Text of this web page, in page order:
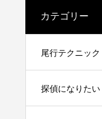
カテゴリー
尾行テクニック
探偵になりたい